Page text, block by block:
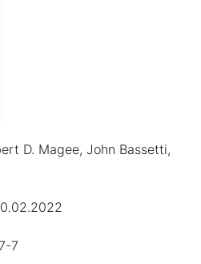
D. Magee, John Bassetti,
7